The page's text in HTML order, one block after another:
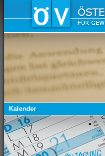
Kalender